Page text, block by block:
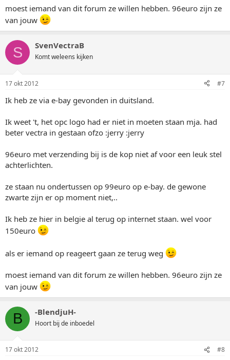
moest iemand van dit forum ze willen hebben. 96euro zijn ze
van jouw
S SvenVectraB
Komt weleens kijken
17 okt 2012 #7
Ik heb ze via e-bay gevonden in duitsland.
Ik weet 't, het opc logo had er niet in moeten staan mja. had
beter vectra in gestaan ofzo :jerry :jerry
96euro met verzending bij is de kop niet af voor een leuk stel
achterlichten.
ze staan nu ondertussen op 99euro op e-bay. de gewone
zwarte zijn er op moment niet,..
Ik heb ze hier in belgie al terug op internet staan. wel voor
150euro
als er iemand op reageert gaan ze terug weg
moest iemand van dit forum ze willen hebben. 96euro zijn ze
van jouw
B -BlendjuH-
Hoort bij de inboedel
17 okt 2012 #8